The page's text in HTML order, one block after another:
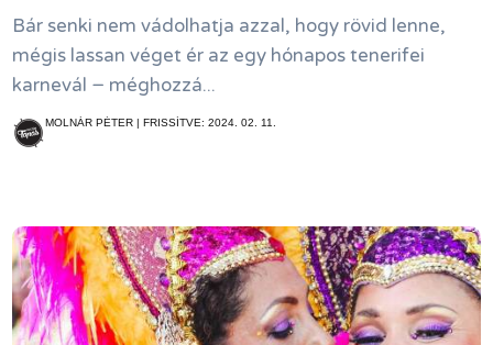
Bár senki nem vádolhatja azzal, hogy rövid lenne,
mégis lassan véget ér az egy hónapos tenerifei
karnevál − méghozzá...
MOLNÁR PÉTER | FRISSÍTVE: 2024. 02. 11.